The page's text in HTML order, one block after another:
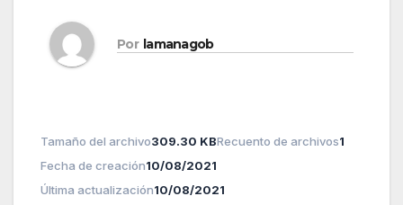
Por lamanagob
Tamaño del archivo309.30 KBRecuento de archivos1
Fecha de creación10/08/2021
Última actualización10/08/2021